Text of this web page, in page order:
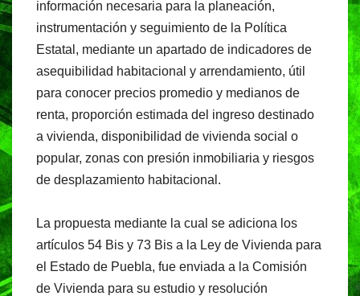
información necesaria para la planeación,
instrumentación y seguimiento de la Política
Estatal, mediante un apartado de indicadores de
asequibilidad habitacional y arrendamiento, útil
para conocer precios promedio y medianos de
renta, proporción estimada del ingreso destinado
a vivienda, disponibilidad de vivienda social o
popular, zonas con presión inmobiliaria y riesgos
de desplazamiento habitacional.
La propuesta mediante la cual se adiciona los
artículos 54 Bis y 73 Bis a la Ley de Vivienda para
el Estado de Puebla, fue enviada a la Comisión
de Vivienda para su estudio y resolución